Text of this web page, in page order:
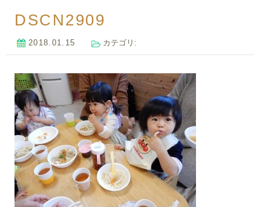
DSCN2909
2018.01.15 カテゴリ: